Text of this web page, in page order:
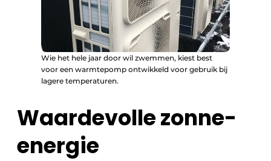
Wie het hele jaar door wil zwemmen, kiest best
voor een warmtepomp ontwikkeld voor gebruik bij
lagere temperaturen.
Waardevolle zonne-
energie